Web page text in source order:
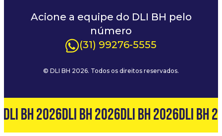
Acione a equipe do DLI BH pelo
número
(31) 99276-5555
© DLI BH 2026. Todos os direitos reservados.
DLI BH 2026DLI BH 2026DLI BH 2026DLI BH